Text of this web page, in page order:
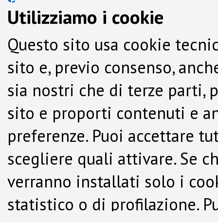
Utilizziamo i cookie
Questo sito usa cookie
sito e, previo consenso,
sia nostri che di terze parti,
sito e proporti contenuti e
preferenze. Puoi accettare
scegliere quali attivare. Se
verranno installati solo i
statistico o di profilazione.